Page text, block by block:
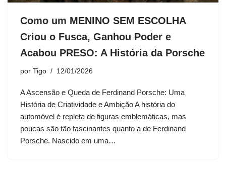
Como um MENINO SEM ESCOLHA
Criou o Fusca, Ganhou Poder e
Acabou PRESO: A História da Porsche
por Tigo 12/01/2026
A Ascensão e Queda de Ferdinand Porsche: Uma
História de Criatividade e Ambição A história do
automóvel é repleta de figuras emblemáticas, mas
poucas são tão fascinantes quanto a de Ferdinand
Porsche. Nascido em uma…